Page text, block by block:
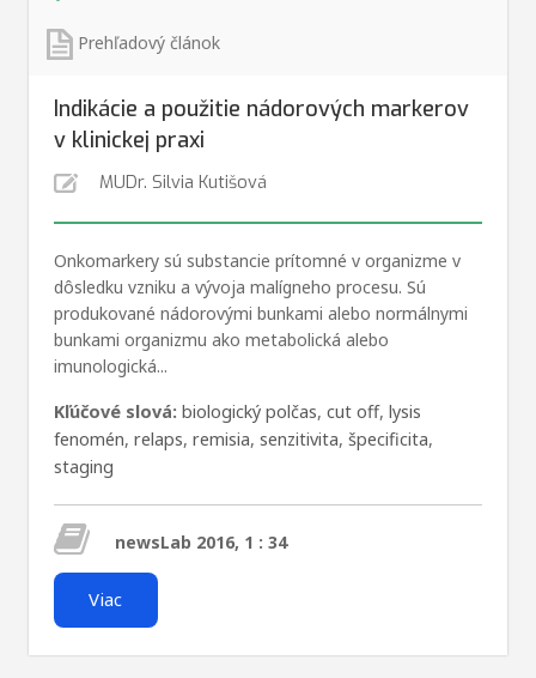
Prehľadový článok
Indikácie a použitie nádorových markerov
v klinickej praxi
MUDr. Silvia Kutišová
Onkomarkery sú substancie prítomné v organizme v
dôsledku vzniku a vývoja malígneho procesu. Sú
produkované nádorovými bunkami alebo normálnymi
bunkami organizmu ako metabolická alebo
imunologická...
Kľúčové slová: biologický polčas, cut off, lysis
fenomén, relaps, remisia, senzitivita, špecificita,
staging
newsLab 2016, 1 : 34
Viac